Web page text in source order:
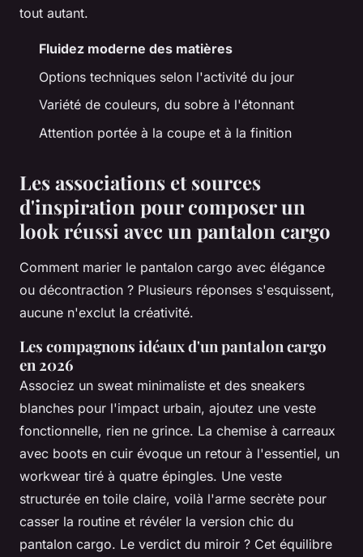
tout autant.
Fluidez moderne des matières
Options techniques selon l'activité du jour
Variété de couleurs, du sobre à l'étonnant
Attention portée à la coupe et à la finition
Les associations et sources
d'inspiration pour composer un
look réussi avec un pantalon cargo
Comment marier le pantalon cargo avec élégance
ou décontraction ? Plusieurs réponses s'esquissent,
aucune n'exclut la créativité.
Les compagnons idéaux d'un pantalon cargo
en 2026
Associez un sweat minimaliste et des sneakers
blanches pour l'impact urbain, ajoutez une veste
fonctionnelle, rien ne grince. La chemise à carreaux
avec boots en cuir évoque un retour à l'essentiel, un
workwear tiré à quatre épingles. Une veste
structurée en toile claire, voilà l'arme secrète pour
casser la routine et révéler la version chic du
pantalon cargo. Le verdict du miroir ? Cet équilibre